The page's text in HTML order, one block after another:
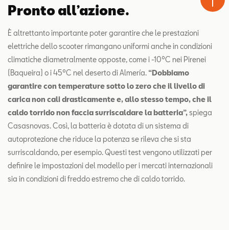
Pronto all’azione.
È altrettanto importante poter garantire che le prestazioni
elettriche dello scooter rimangano uniformi anche in condizioni
climatiche diametralmente opposte, come i -10ºC nei Pirenei
(Baqueira) o i 45ºC nel deserto di Almería. “Dobbiamo
garantire con temperature sotto lo zero che il livello di
carica non cali drasticamente e, allo stesso tempo, che il
caldo torrido non faccia surriscaldare la batteria”,spiega
Casasnovas. Così, la batteria è dotata di un sistema di
autoprotezione che riduce la potenza se rileva che si sta
surriscaldando, per esempio. Questi test vengono utilizzati per
definire le impostazioni del modello per i mercati internazionali
sia in condizioni di freddo estremo che di caldo torrido.